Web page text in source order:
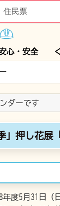
心・安全
ダーです
」押し花展
度5月31日（